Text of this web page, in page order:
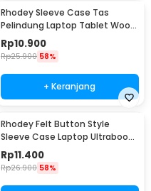
Rhodey Sleeve Case Tas
Pelindung Laptop Tablet Wool
Felt 15 Inch - DA98
Rp10.900
Rp25.900 58%
+ Keranjang
Rhodey Felt Button Style
Sleeve Case Laptop Ultrabook
11 Inch - DA58
Rp11.400
Rp26.900 58%